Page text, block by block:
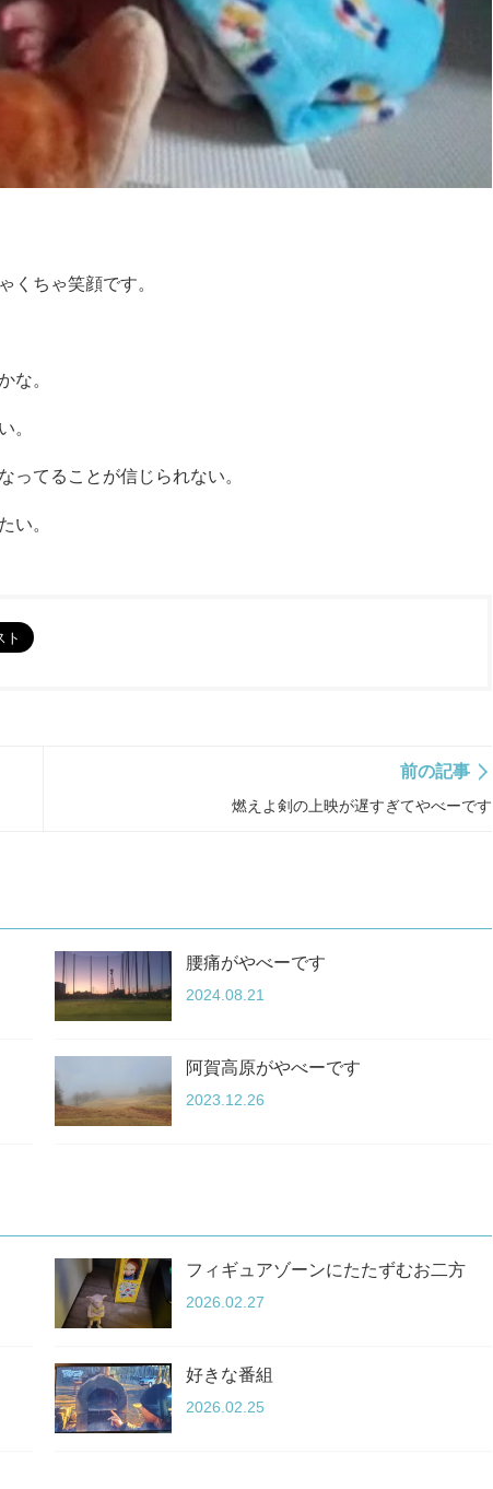
くちゃ笑顔です。
な。
。
ってることが信じられない。
い。
前の記事
燃えよ剣の上映が遅すぎてやべーです
腰痛がやべーです
2024.08.21
阿賀高原がやべーです
2023.12.26
フィギュアゾーンにたたずむお二方
2026.02.27
好きな番組
2026.02.25